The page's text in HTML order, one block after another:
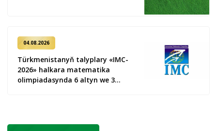
04.08.2026
Türkmenistanyň talyplary «IMC-
2026» halkara matematika
olimpiadasynda 6 altyn we 3